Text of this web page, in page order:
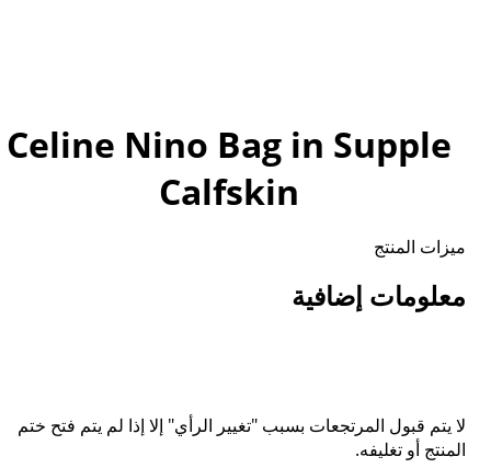
Celine Nino Bag in Supple
Calfskin
ميزات المنتج
معلومات إضافية
لا يتم قبول المرتجعات بسبب "تغيير الرأي" إلا إذا لم يتم فتح ختم
المنتج أو تغليفه.